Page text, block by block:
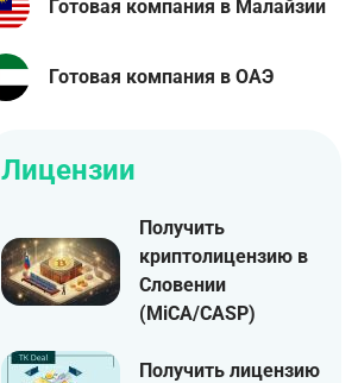
Готовая компания в Малайзии
Готовая компания в ОАЭ
Лицензии
Получить
криптолицензию в
Словении
(MiCA/CASP)
Получить лицензию